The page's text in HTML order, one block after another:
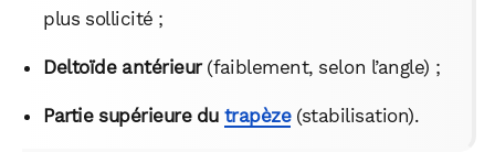
plus sollicité ;
Deltoïde antérieur(faiblement, selon l’angle) ;
Partie supérieure du trapèze(stabilisation).